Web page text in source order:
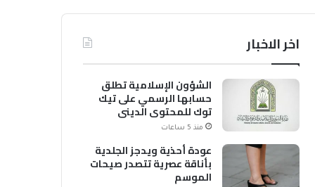
اخر الاخبار
الشؤون الإسلامية تطلق
حسابها الرسمي على تيك
توك للمحتوى الديني
منذ 5 ساعات
عودة أحذية ويدجز الجلدية
بأناقة عصرية تتصدر صيحات
الموسم